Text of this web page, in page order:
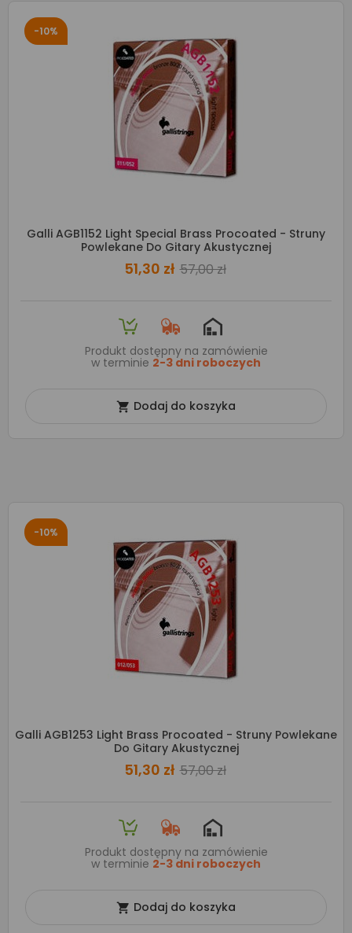
-10%
Galli AGB1152 Light Special Brass Procoated - Struny
Powlekane Do Gitary Akustycznej
51,30 zł 57,00 zł
Produkt dostępny na zamówienie
w terminie 2-3 dni roboczych
 Dodaj do koszyka
-10%
Galli AGB1253 Light Brass Procoated - Struny Powlekane
Do Gitary Akustycznej
51,30 zł 57,00 zł
Produkt dostępny na zamówienie
w terminie 2-3 dni roboczych
 Dodaj do koszyka